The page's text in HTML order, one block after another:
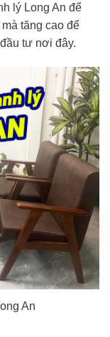
lý Long An để
tăng cao để
tư nơi đây.
An